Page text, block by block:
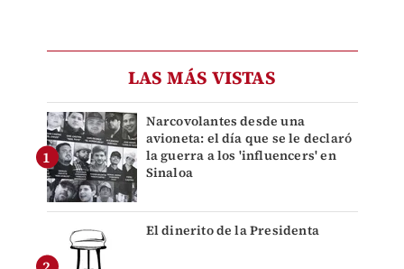
LAS MÁS VISTAS
Narcovolantes desde una
avioneta: el día que se le declaró
la guerra a los 'influencers' en
Sinaloa
El dinerito de la Presidenta